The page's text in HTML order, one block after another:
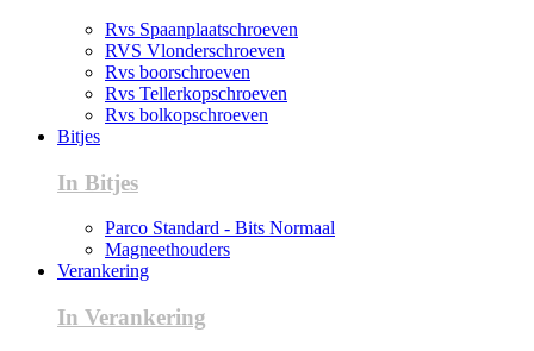
Rvs Spaanplaatschroeven
RVS Vlonderschroeven
Rvs boorschroeven
Rvs Tellerkopschroeven
Rvs bolkopschroeven
Bitjes
In Bitjes
Parco Standard - Bits Normaal
Magneethouders
Verankering
In Verankering